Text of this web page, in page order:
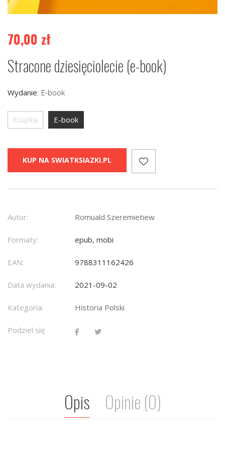
70,00 zł
Stracone dziesięciolecie (e-book)
Wydanie: E-book
Książka E-book
KUP NA SWIATKSIAZKI.PL
Autor: Romuald Szeremietiew
Formaty: epub, mobi
EAN: 9788311162426
Data wydania: 2021-09-02
Kategoria: Historia Polski
Podziel się
Opis Opinie (0)